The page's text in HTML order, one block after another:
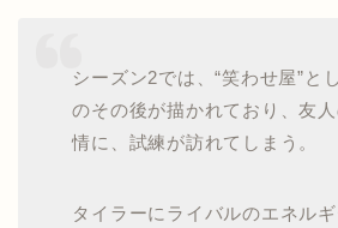
シーズン2では、“笑わせ屋”と
のその後が描かれており、友
情に、試練が訪れてしまう。
タイラーにライバルのエネル